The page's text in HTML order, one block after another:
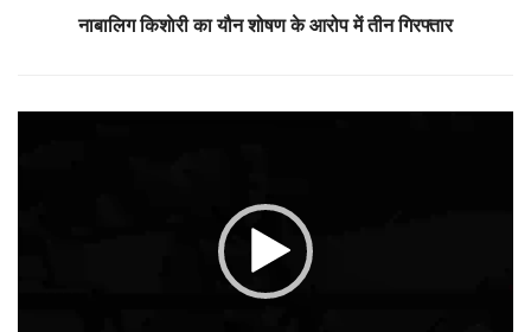
नाबालिग किशाेरी का यौन शोषण के आरोप में तीन गिरफ्तार